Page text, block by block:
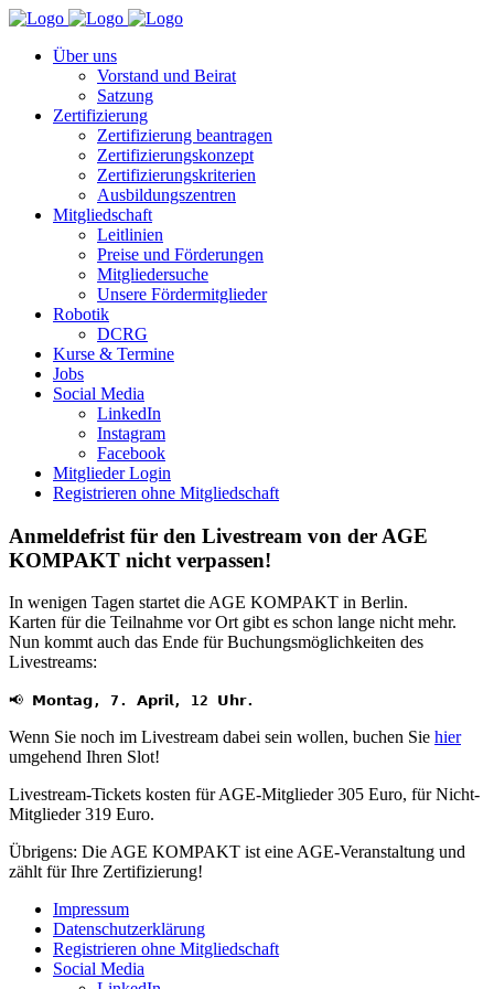
Über uns
Vorstand und Beirat
Satzung
Zertifizierung
Zertifizierung beantragen
Zertifizierungskonzept
Zertifizierungskriterien
Ausbildungszentren
Mitgliedschaft
Leitlinien
Preise und Förderungen
Mitgliedersuche
Unsere Fördermitglieder
Robotik
DCRG
Kurse & Termine
Jobs
Social Media
LinkedIn
Instagram
Facebook
Mitglieder Login
Registrieren ohne Mitgliedschaft
Anmeldefrist für den Livestream von der AGE
KOMPAKT nicht verpassen!
In wenigen Tagen startet die AGE KOMPAKT in Berlin.
Karten für die Teilnahme vor Ort gibt es schon lange nicht mehr.
Nun kommt auch das Ende für Buchungsmöglichkeiten des
Livestreams:
📢 𝗠𝗼𝗻𝘁𝗮𝗴, 7. 𝗔𝗽𝗿𝗶𝗹, 12 𝗨𝗵𝗿.
Wenn Sie noch im Livestream dabei sein wollen, buchen Sie hier
umgehend Ihren Slot!
Livestream-Tickets kosten für AGE-Mitglieder 305 Euro, für Nicht-
Mitglieder 319 Euro.
Übrigens: Die AGE KOMPAKT ist eine AGE-Veranstaltung und
zählt für Ihre Zertifizierung!
Impressum
Datenschutzerklärung
Registrieren ohne Mitgliedschaft
Social Media